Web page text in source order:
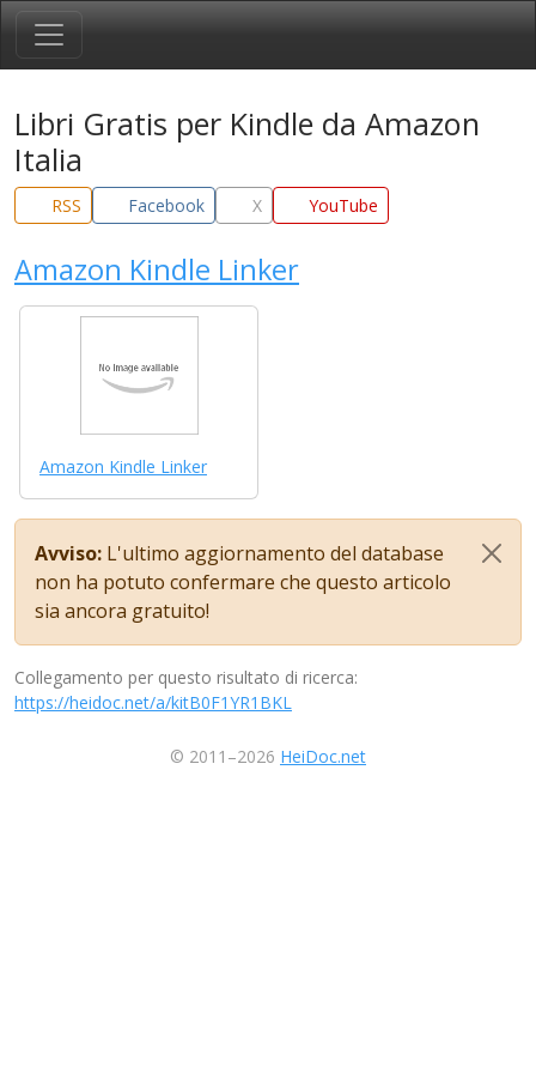
Libri Gratis per Kindle da Amazon
Italia
RSS Facebook X YouTube
Amazon Kindle Linker
Amazon Kindle Linker
Avviso: L'ultimo aggiornamento del database
non ha potuto confermare che questo articolo
sia ancora gratuito!
Collegamento per questo risultato di ricerca:
https://heidoc.net/a/kitB0F1YR1BKL
© 2011–2026 HeiDoc.net